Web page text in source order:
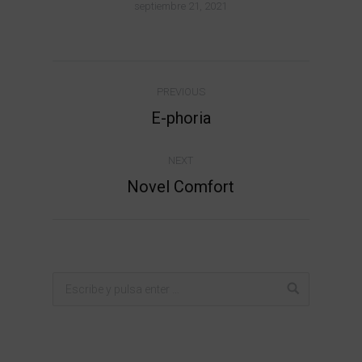
septiembre 21, 2021
navigation
PREVIOUS
Previous
E-phoria
NEXT
Next
Novel Comfort